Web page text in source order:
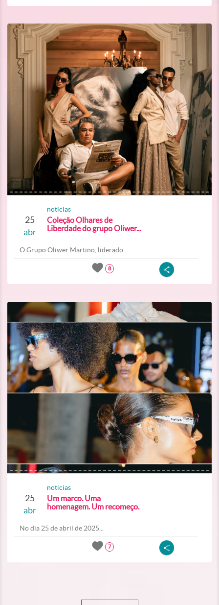
25
abr
noticias
Coleção Olhares de
Liberdade do grupo Oliwer...
O Grupo Oliwer Martino, liderado...
8
25
abr
noticias
Um marco. Uma
homenagem. Um recomeço.
No dia 25 de abril de 2025...
7